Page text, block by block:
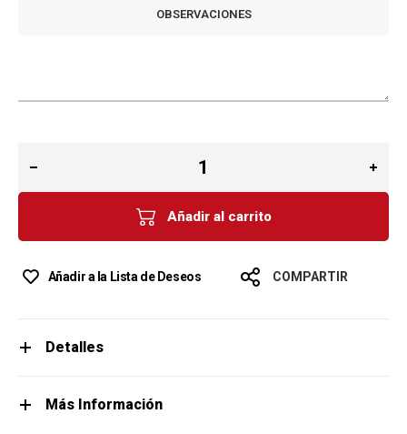
OBSERVACIONES
Añadir al carrito
Añadir a la Lista de Deseos COMPARTIR
Detalles
Más Información